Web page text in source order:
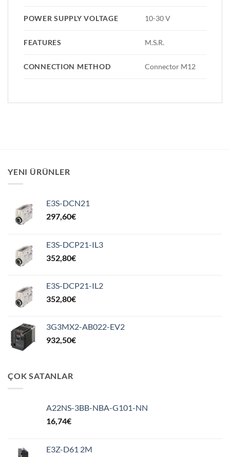
POWER SUPPLY VOLTAGE 10-30 V
FEATURES M.S.R.
CONNECTION METHOD Connector M12
YENI ÜRÜNLER
E3S-DCN21
297,60€
E3S-DCP21-IL3
352,80€
E3S-DCP21-IL2
352,80€
3G3MX2-AB022-EV2
932,50€
ÇOK SATANLAR
A22NS-3BB-NBA-G101-NN
16,74€
E3Z-D61 2M